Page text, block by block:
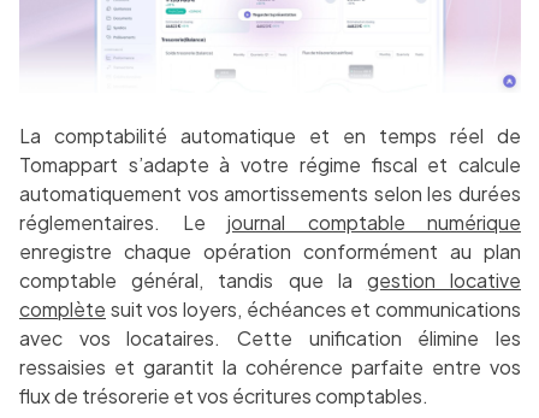
La comptabilité automatique et en temps réel de
Tomappart s’adapte à votre régime fiscal et calcule
automatiquement vos amortissements selon les durées
réglementaires. Le journal comptable numérique
enregistre chaque opération conformément au plan
comptable général, tandis que la gestion locative
complète suit vos loyers, échéances et communications
avec vos locataires. Cette unification élimine les
ressaisies et garantit la cohérence parfaite entre vos
flux de trésorerie et vos écritures comptables.